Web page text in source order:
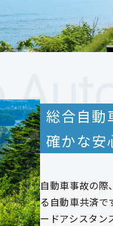
総合自動
確かな安
自動車事故の
る自動車共済
ードアシスタン